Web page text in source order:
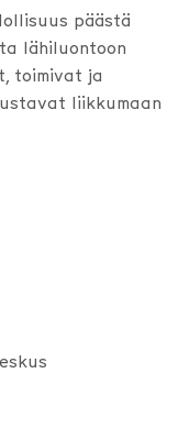
päästä
lähiluontoon
toimivat ja
liikkumaan